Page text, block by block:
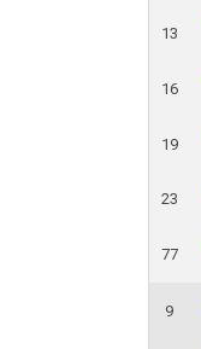
13
16
19
23
77
9